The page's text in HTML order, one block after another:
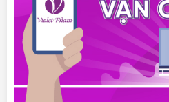
– 100% Chính hãng, được
tiếp.
– Cam kết đổi trả, hoàn tiền
thiếu sản phẩm
– Hỗ trợ tư vấn giải đáp
———————————